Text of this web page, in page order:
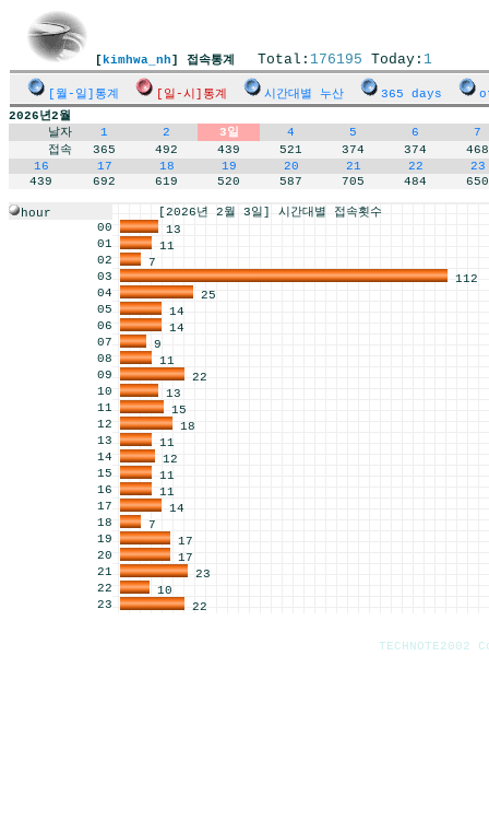
[ kimhwa_nh] 접속통계 Total: 176195 Today: 1
[월-일]통계 [일-시]통계 시간대별 누산 365 days
2026년2월
날자
1 2 3일 4 5 6
7
접속
365 492 439 521 374 374
468
16
17 18 19 20 21 22
23
439
692 619 520 587 705 484 650
hour
[2026년 2월 3일] 시간대별 접속횟수
00
13
01
11
02
7
03
112
04
25
05
14
06
14
07
9
08
11
09
22
10
13
11
15
12
18
13
11
14
12
15
11
16
11
17
14
18
7
19
17
20
17
21
23
22
10
23
22